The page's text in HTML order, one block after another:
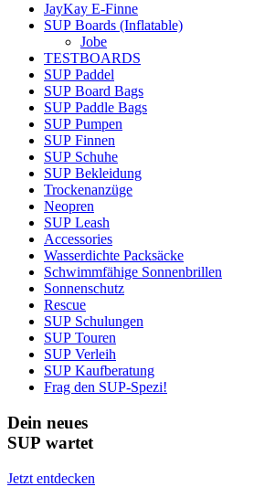
JayKay E-Finne
SUP Boards (Inflatable)
Jobe
TESTBOARDS
SUP Paddel
SUP Board Bags
SUP Paddle Bags
SUP Pumpen
SUP Finnen
SUP Schuhe
SUP Bekleidung
Trockenanzüge
Neopren
SUP Leash
Accessories
Wasserdichte Packsäcke
Schwimmfähige Sonnenbrillen
Sonnenschutz
Rescue
SUP Schulungen
SUP Touren
SUP Verleih
SUP Kaufberatung
Frag den SUP-Spezi!
Dein neues
SUP wartet
Jetzt entdecken